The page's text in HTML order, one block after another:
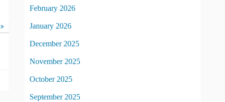
February 2026
January 2026
December 2025
November 2025
October 2025
September 2025